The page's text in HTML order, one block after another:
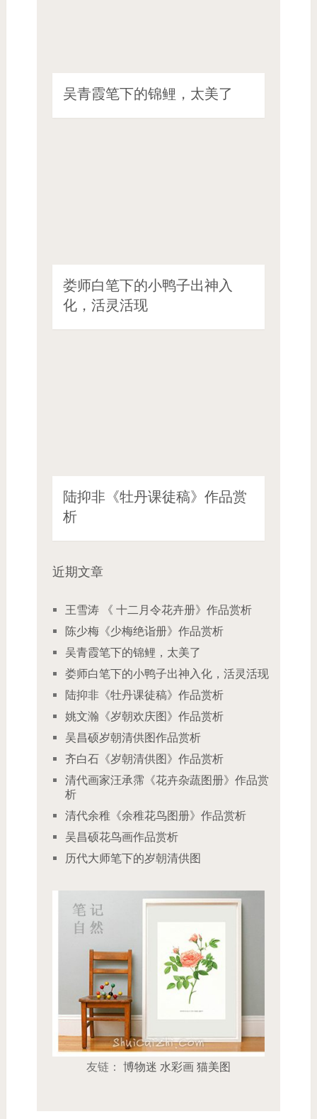
吴青霞笔下的锦鲤，太美了
娄师白笔下的小鸭子出神入
化，活灵活现
陆抑非《牡丹课徒稿》作品赏
析
近期文章
王雪涛 《 十二月令花卉册》作品赏析
陈少梅《少梅绝诣册》作品赏析
吴青霞笔下的锦鲤，太美了
娄师白笔下的小鸭子出神入化，活灵活现
陆抑非《牡丹课徒稿》作品赏析
姚文瀚《岁朝欢庆图》作品赏析
吴昌硕岁朝清供图作品赏析
齐白石《岁朝清供图》作品赏析
清代画家汪承霈《花卉杂蔬图册》作品赏
析
清代余稚《余稚花鸟图册》作品赏析
吴昌硕花鸟画作品赏析
历代大师笔下的岁朝清供图
友链： 博物迷 水彩画 猫美图